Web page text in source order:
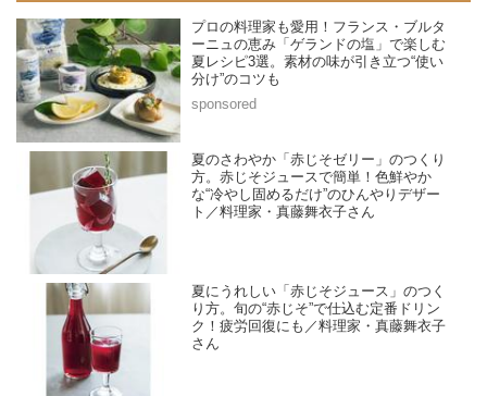
プロの料理家も愛用！フランス・ブルタ
ーニュの恵み「ゲランドの塩」で楽しむ
夏レシピ3選。素材の味が引き立つ“使い
分け”のコツも
夏のさわやか「赤じそゼリー」のつくり
方。赤じそジュースで簡単！色鮮やか
な“冷やし固めるだけ”のひんやりデザー
ト／料理家・真藤舞衣子さん
夏にうれしい「赤じそジュース」のつく
り方。旬の“赤じそ”で仕込む定番ドリン
ク！疲労回復にも／料理家・真藤舞衣子
さん